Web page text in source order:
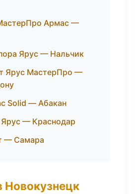
Армас —
Ярус — Нальчик
Ярус МастерПро —
Solid — Абакан
Ярус — Краснодар
— Самара
Новокузнецк